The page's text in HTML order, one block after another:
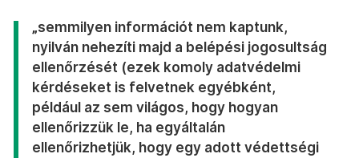
„semmilyen információt nem kaptunk,
nyilván nehezíti majd a belépési jogosultság
ellenőrzését (ezek komoly adatvédelmi
kérdéseket is felvetnek egyébként,
például az sem világos, hogy hogyan
ellenőrizzük le, ha egyáltalán
ellenőrizhetjük, hogy egy adott védettségi